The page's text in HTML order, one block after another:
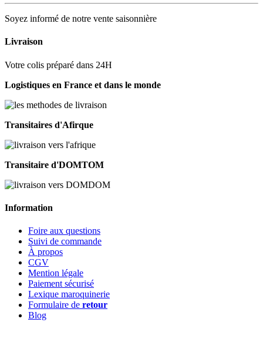
Soyez informé de notre vente saisonnière
Livraison
Votre colis préparé dans 24H
Logistiques en France et dans le monde
Transitaires d'Afirque
Transitaire d'DOMTOM
Information
Foire aux questions
Suivi de commande
À propos
CGV
Mention légale
Paiement sécurisé
Lexique maroquinerie
Formulaire de retour
Blog